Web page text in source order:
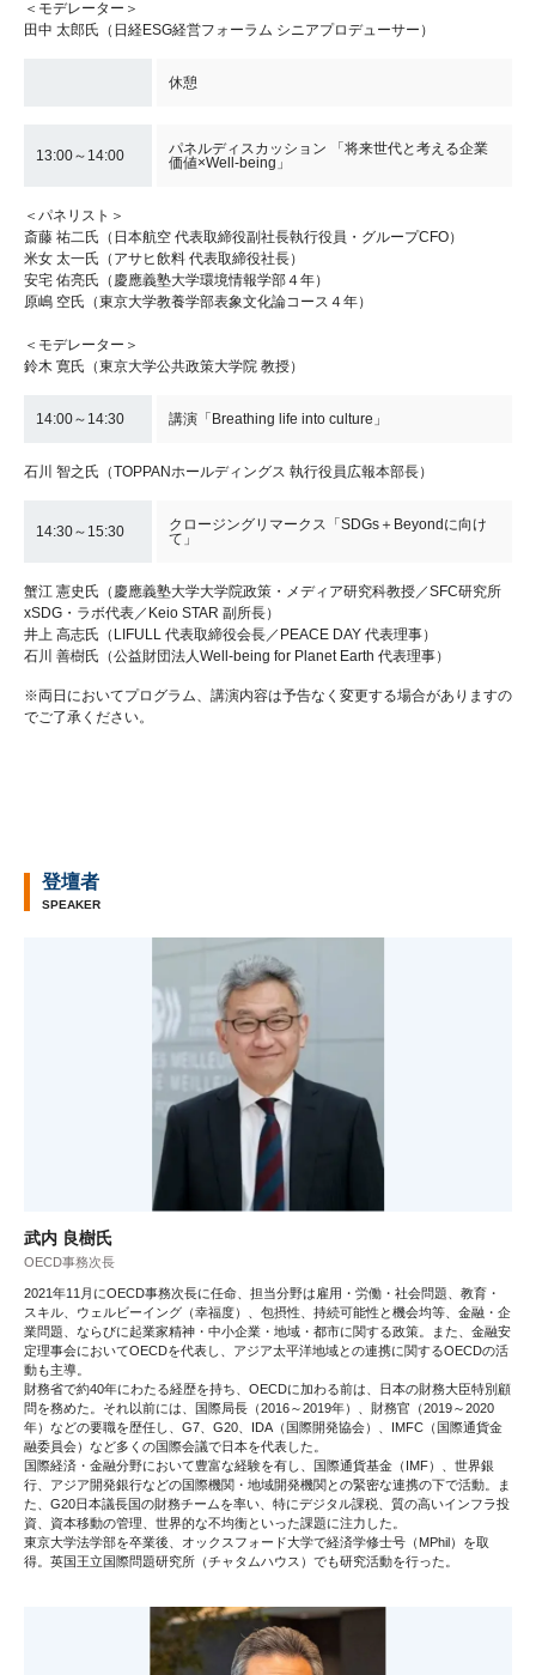
＜モデレーター＞
田中 太郎氏（日経ESG経営フォーラム シニアプロデューサー）
休憩
13:00～14:00
パネルディスカッション 「将来世代と考える企業
価値×Well-being」
＜パネリスト＞
斎藤 祐二氏（日本航空 代表取締役副社長執行役員・グループCFO）
米女 太一氏（アサヒ飲料 代表取締役社長）
安宅 佑亮氏（慶應義塾大学環境情報学部４年）
原嶋 空氏（東京大学教養学部表象文化論コース４年）
＜モデレーター＞
鈴木 寛氏（東京大学公共政策大学院 教授）
14:00～14:30 講演「Breathing life into culture」
石川 智之氏（TOPPANホールディングス 執行役員広報本部長）
14:30～15:30
クロージングリマークス「SDGs＋Beyondに向け
て」
蟹江 憲史氏（慶應義塾大学大学院政策・メディア研究科教授／SFC研究所
xSDG・ラボ代表／Keio STAR 副所長）
井上 高志氏（LIFULL 代表取締役会長／PEACE DAY 代表理事）
石川 善樹氏（公益財団法人Well-being for Planet Earth 代表理事）
※両日においてプログラム、講演内容は予告なく変更する場合がありますの
でご了承ください。
登壇者
SPEAKER
武内 良樹氏
OECD事務次長
2021年11月にOECD事務次長に任命、担当分野は雇用・労働・社会問題、教育・
スキル、ウェルビーイング（幸福度）、包摂性、持続可能性と機会均等、金融・企
業問題、ならびに起業家精神・中小企業・地域・都市に関する政策。また、金融安
定理事会においてOECDを代表し、アジア太平洋地域との連携に関するOECDの活
動も主導。
財務省で約40年にわたる経歴を持ち、OECDに加わる前は、日本の財務大臣特別顧
問を務めた。それ以前には、国際局長（2016～2019年）、財務官（2019～2020
年）などの要職を歴任し、G7、G20、IDA（国際開発協会）、IMFC（国際通貨金
融委員会）など多くの国際会議で日本を代表した。
国際経済・金融分野において豊富な経験を有し、国際通貨基金（IMF）、世界銀
行、アジア開発銀行などの国際機関・地域開発機関との緊密な連携の下で活動。ま
た、G20日本議長国の財務チームを率い、特にデジタル課税、質の高いインフラ投
資、資本移動の管理、世界的な不均衡といった課題に注力した。
東京大学法学部を卒業後、オックスフォード大学で経済学修士号（MPhil）を取
得。英国王立国際問題研究所（チャタムハウス）でも研究活動を行った。